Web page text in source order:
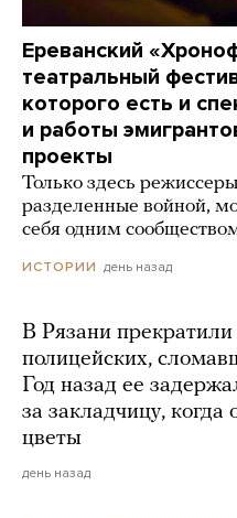
Ереванский
театральный
которого есть и
и работы
проекты
Только здесь
разделенные войной,
себя одним
ИСТОРИИ день назад
В Рязани прекратили
полицейских,
Год назад ее
за закладчицу,
цветы
день назад